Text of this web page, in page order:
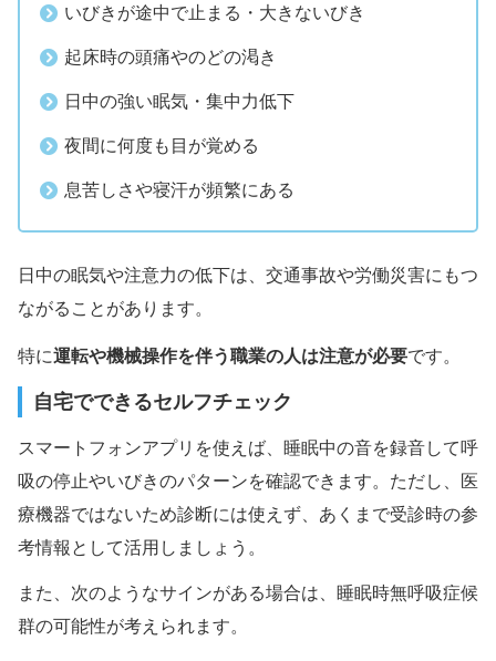
いびきが途中で止まる・大きないびき
起床時の頭痛やのどの渇き
日中の強い眠気・集中力低下
夜間に何度も目が覚める
息苦しさや寝汗が頻繁にある
日中の眠気や注意力の低下は、交通事故や労働災害にもつ
ながることがあります。
特に運転や機械操作を伴う職業の人は注意が必要です。
自宅でできるセルフチェック
スマートフォンアプリを使えば、睡眠中の音を録音して呼
吸の停止やいびきのパターンを確認できます。ただし、医
療機器ではないため診断には使えず、あくまで受診時の参
考情報として活用しましょう。
また、次のようなサインがある場合は、睡眠時無呼吸症候
群の可能性が考えられます。